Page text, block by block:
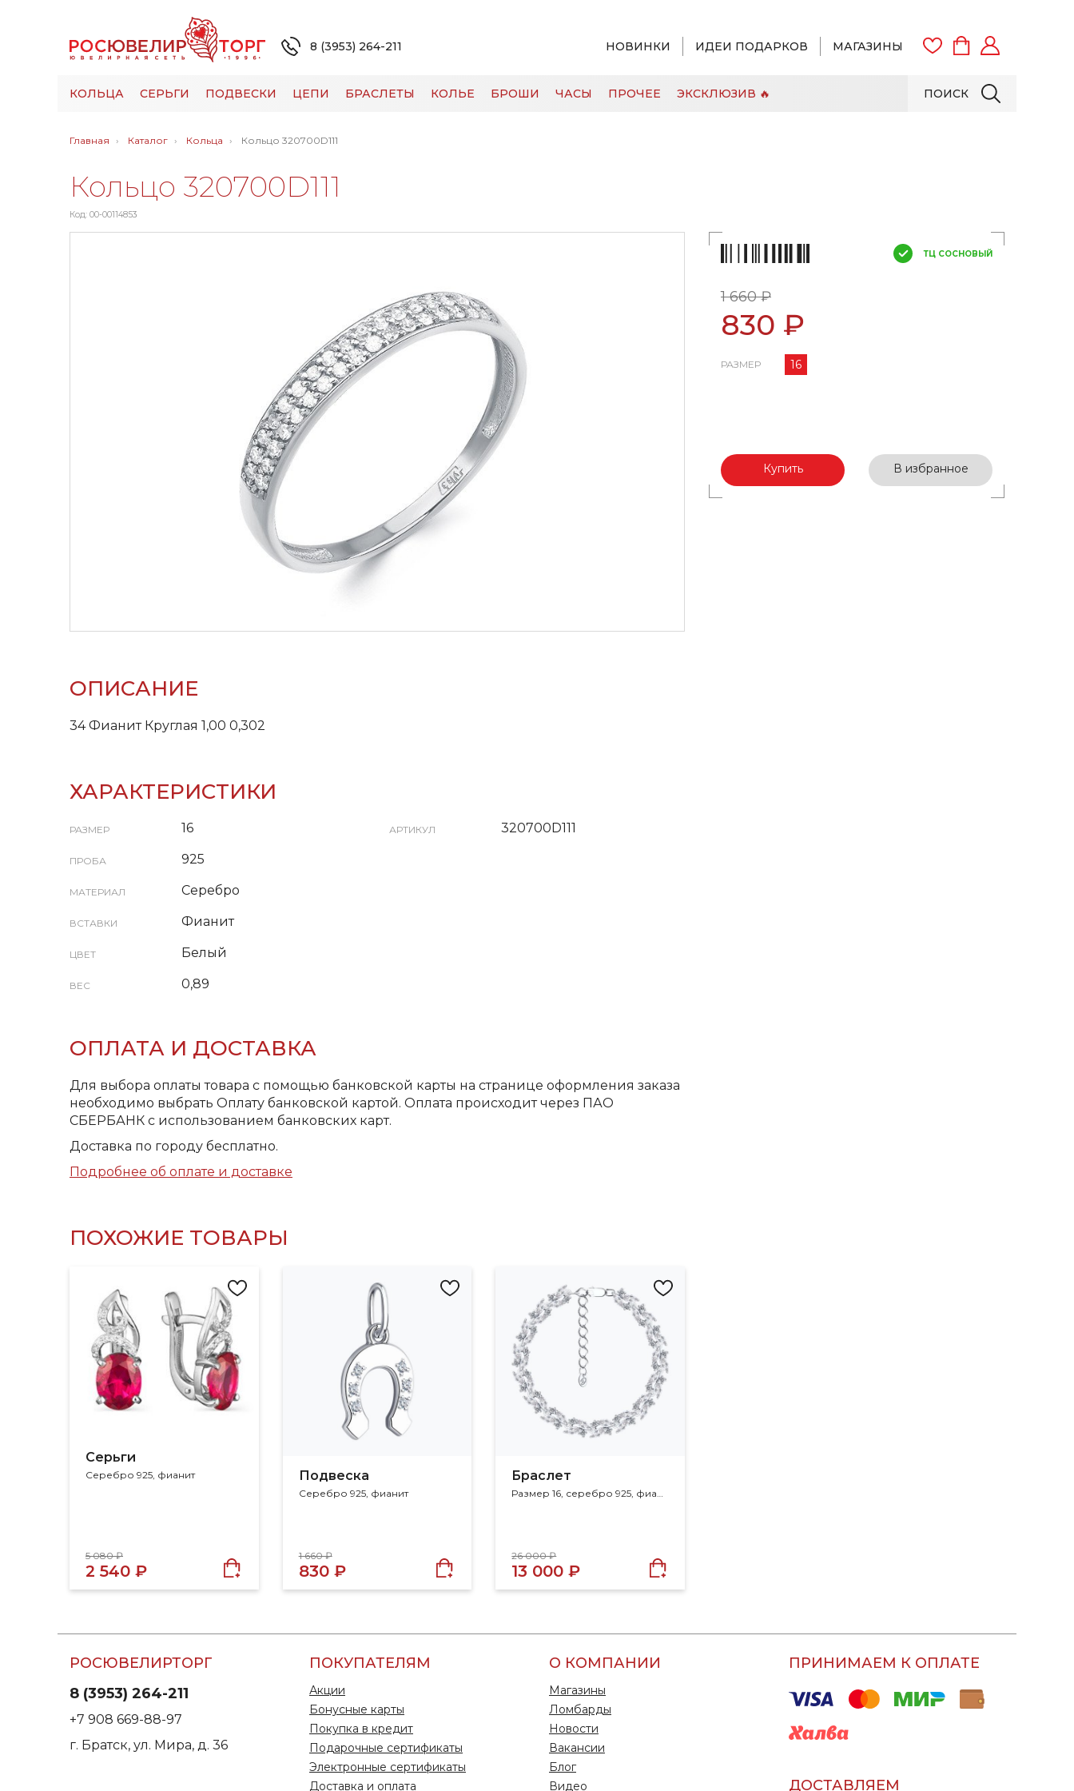
8 (3953) 264-211 НОВИНКИ ИДЕИ ПОДАРКОВ МАГАЗИНЫ
ПОИСК
КОЛЬЦА СЕРЬГИ ПОДВЕСКИ ЦЕПИ БРАСЛЕТЫ КОЛЬЕ БРОШИ ЧАСЫ ПРОЧЕЕ ЭКСКЛЮЗИВ 🔥
Главная Каталог Кольца Кольцо 320700D111
Кольцо 320700D111
Код: 00-00114853
ОПИСАНИЕ
34 Фианит Круглая 1,00 0,302
ХАРАКТЕРИСТИКИ
РАЗМЕР 16
ПРОБА 925
МАТЕРИАЛ Серебро
ВСТАВКИ Фианит
ЦВЕТ Белый
ВЕС 0,89
АРТИКУЛ 320700D111
ОПЛАТА И ДОСТАВКА
Для выбора оплаты товара с помощью банковской карты на странице оформления заказа
необходимо выбрать Оплату банковской картой. Оплата происходит через ПАО
СБЕРБАНК с использованием банковских карт.
Доставка по городу бесплатно.
Подробнее об оплате и доставке
ПОХОЖИЕ ТОВАРЫ
Серьги
Серебро 925, фианит
5 080 ₽
2 540 ₽
Подвеска
Серебро 925, фианит
1 660 ₽
830 ₽
Браслет
26 000 ₽
13 000 ₽
ТЦ СОСНОВЫЙ
1 660 ₽
830 ₽
РАЗМЕР 16
Купить В избранное
РОСЮВЕЛИРТОРГ
8 (3953) 264-211
+7 908 669-88-97
г. Братск, ул. Мира, д. 36
ПОКУПАТЕЛЯМ
Акции
Бонусные карты
Покупка в кредит
Подарочные сертификаты
Электронные сертификаты
Доставка и оплата
О КОМПАНИИ
Магазины
Ломбарды
Новости
Вакансии
Блог
Видео
ПРИНИМАЕМ К ОПЛАТЕ
ДОСТАВЛЯЕМ